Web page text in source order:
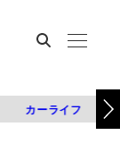
カーライフ